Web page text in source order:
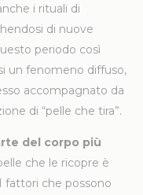
i rituali di
di nuove
periodo così
un fenomeno diffuso,
accompagnato da
di “pelle che tira”.
del corpo più
che le ricopre è
fattori che possono